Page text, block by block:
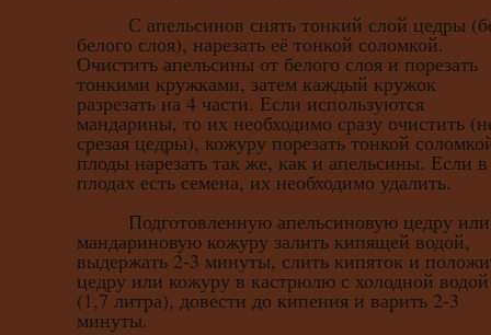
С апельсинов снять тонкий слой цедры
белого слоя), нарезать её тонкой соломкой.
Очистить апельсины от белого слоя и порезать
тонкими кружками, затем каждый кружок
разрезать на 4 части. Если используются
мандарины, то их необходимо сразу очистить
срезая цедры), кожуру порезать тонкой
плоды нарезать так же, как и апельсины. Если в
плодах есть семена, их необходимо удалить.
Подготовленную апельсиновую цедру или
мандариновую кожуру залить кипящей водой,
выдержать 2-3 минуты, слить кипяток и
цедру или кожуру в кастрюлю с холодной водой
(1,7 литра), довести до кипения и варить 2-3
минуты.